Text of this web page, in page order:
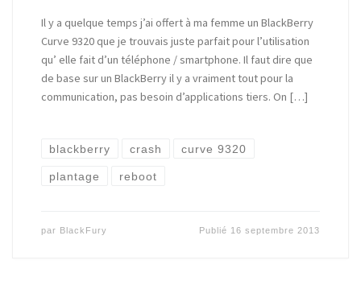
Il y a quelque temps j’ai offert à ma femme un BlackBerry
Curve 9320 que je trouvais juste parfait pour l’utilisation
qu’ elle fait d’un téléphone / smartphone. Il faut dire que
de base sur un BlackBerry il y a vraiment tout pour la
communication, pas besoin d’applications tiers. On […]
blackberry crash curve 9320
plantage reboot
par BlackFury Publié 16 septembre 2013